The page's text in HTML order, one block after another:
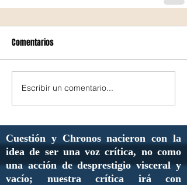
Comentarios
Escribir un comentario...
Cuestión y Chronos nacieron con la
idea de ser una voz crítica, no como
una acción de desprestigio visceral y
vacío; nuestra crítica irá con